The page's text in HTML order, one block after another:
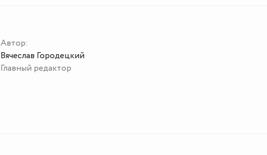
Автор:
Вячеслав Городецкий
Главный редактор